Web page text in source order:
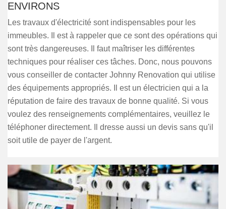
ENVIRONS
Les travaux d'électricité sont indispensables pour les
immeubles. Il est à rappeler que ce sont des opérations qui
sont très dangereuses. Il faut maîtriser les différentes
techniques pour réaliser ces tâches. Donc, nous pouvons
vous conseiller de contacter Johnny Renovation qui utilise
des équipements appropriés. Il est un électricien qui a la
réputation de faire des travaux de bonne qualité. Si vous
voulez des renseignements complémentaires, veuillez le
téléphoner directement. Il dresse aussi un devis sans qu'il
soit utile de payer de l'argent.